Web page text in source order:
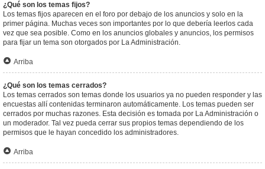
¿Qué son los temas fijos?
Los temas fijos aparecen en el foro por debajo de los anuncios y solo en la
primer página. Muchas veces son importantes por lo que debería leerlos cada
vez que sea posible. Como en los anuncios globales y anuncios, los permisos
para fijar un tema son otorgados por La Administración.
Arriba
¿Qué son los temas cerrados?
Los temas cerrados son temas donde los usuarios ya no pueden responder y las
encuestas allí contenidas terminaron automáticamente. Los temas pueden ser
cerrados por muchas razones. Esta decisión es tomada por La Administración o
un moderador. Tal vez pueda cerrar sus propios temas dependiendo de los
permisos que le hayan concedido los administradores.
Arriba